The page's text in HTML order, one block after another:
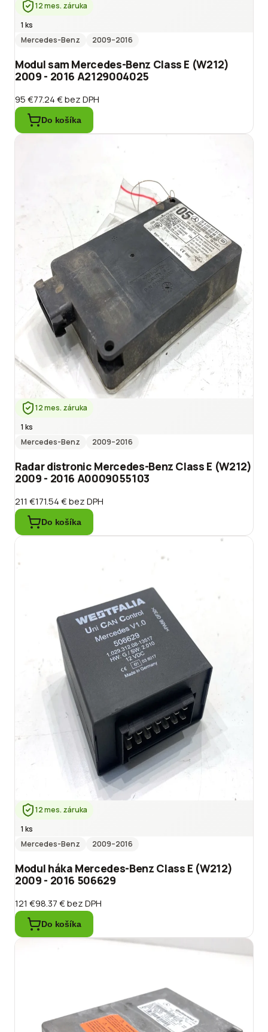
12 mes. záruka
1 ks
Mercedes-Benz
2009–2016
Modul sam Mercedes-Benz Class E (W212)
2009 - 2016 A2129004025
95 €77.24 €bez DPH
Do košíka
12 mes. záruka
1 ks
Mercedes-Benz
2009–2016
Radar distronic Mercedes-Benz Class E (W212)
2009 - 2016 A0009055103
211 €171.54 €bez DPH
Do košíka
12 mes. záruka
1 ks
Mercedes-Benz
2009–2016
Modul háka Mercedes-Benz Class E (W212)
2009 - 2016 506629
121 €98.37 €bez DPH
Do košíka